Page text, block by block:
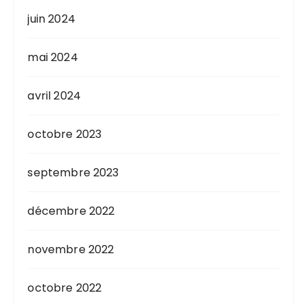
juin 2024
mai 2024
avril 2024
octobre 2023
septembre 2023
décembre 2022
novembre 2022
octobre 2022